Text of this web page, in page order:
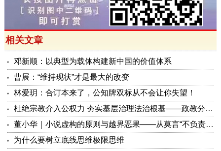
相关文章
邓新顺：以典型为载体构建新中国的价值体系
曹展：“维持现状”才是最大的改变
林爱玥：合订本来了，公知牌双标从不会让你失望！
杜绝宗教介入公权力 夯实基层治理法治根基——政教分离系列评论
董小华｜小说虚构的原则与越界恶果——从莫言“不负责再现历史”说起
为什么要树立底线思维极限思维